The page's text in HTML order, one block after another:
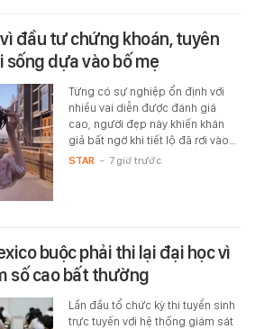
đầu tư chứng khoán, tuyên
sống dựa vào bố mẹ
Từng có sự nghiệp ổn định với
nhiều vai diễn được đánh giá
cao, người đẹp này khiến khán
giả bất ngờ khi tiết lộ đã rơi vào…
STAR - 7 giờ trước
buộc phải thi lại đại học vì
số cao bất thường
Lần đầu tổ chức kỳ thi tuyển sinh
trực tuyến với hệ thống giám sát